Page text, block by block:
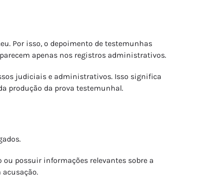
Por isso, o depoimento de testemunhas
apenas nos registros administrativos.
judiciais e administrativos. Isso significa
produção da prova testemunhal.
possuir informações relevantes sobre a